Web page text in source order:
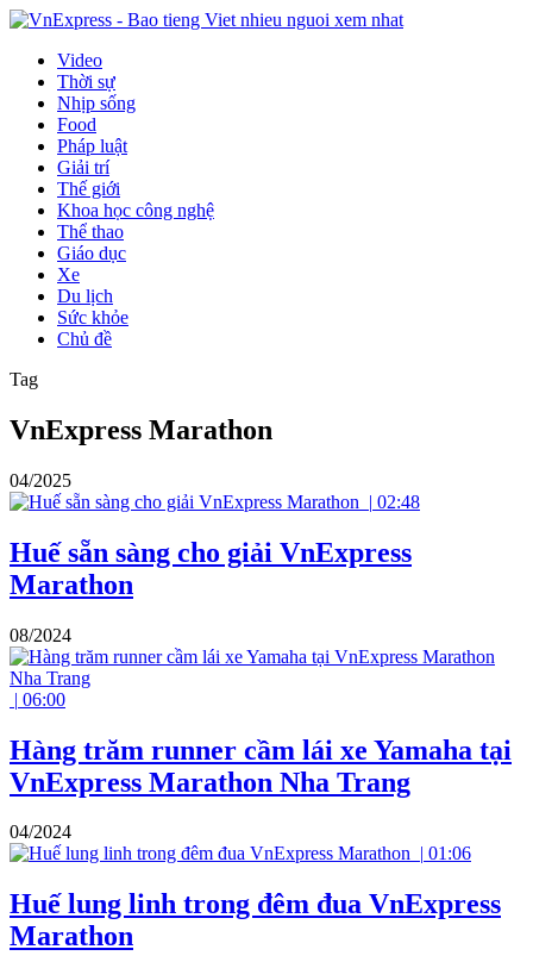
Video
Thời sự
Nhịp sống
Food
Pháp luật
Giải trí
Thế giới
Khoa học công nghệ
Thể thao
Giáo dục
Xe
Du lịch
Sức khỏe
Chủ đề
Tag
VnExpress Marathon
04/2025
| 02:48
Huế sẵn sàng cho giải VnExpress
Marathon
08/2024
| 06:00
Hàng trăm runner cầm lái xe Yamaha tại
VnExpress Marathon Nha Trang
04/2024
| 01:06
Huế lung linh trong đêm đua VnExpress
Marathon